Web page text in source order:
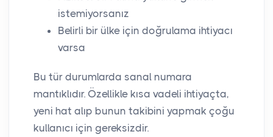
istemiyorsanız
Belirli bir ülke için doğrulama ihtiyacı
varsa
Bu tür durumlarda sanal numara
mantıklıdır. Özellikle kısa vadeli ihtiyaçta,
yeni hat alıp bunun takibini yapmak çoğu
kullanıcı için gereksizdir.